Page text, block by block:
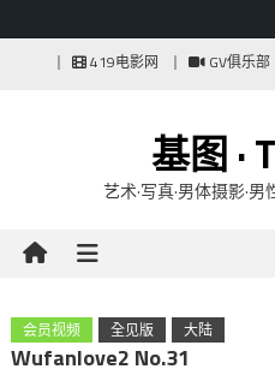
419电影网 GV俱乐部
基图 ·
艺术·写真·男体摄影·男
会员视频 全见版 大陆
Wufanlove2 No.31